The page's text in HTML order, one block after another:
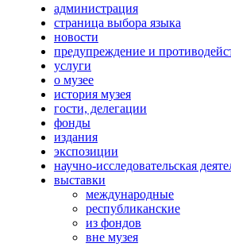
администрация
страница выбора языка
новости
предупреждение и
услуги
о музее
история музея
гости, делегации
фонды
издания
экспозиции
научно-исследовательская
выставки
международные
республиканские
из фондов
вне музея